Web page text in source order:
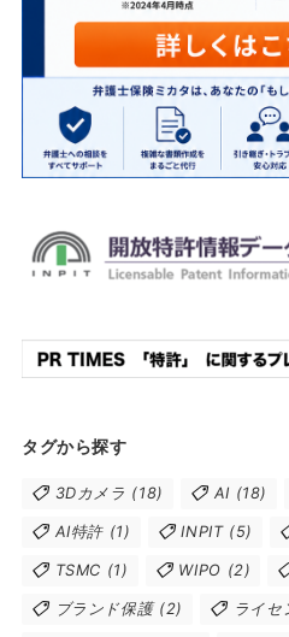
タグから探す
3Dカメラ (18) AI (18)
AI特許 (1) INPIT(5)
TSMC (1) WIPO (2)
ブランド保護(2) ライセ